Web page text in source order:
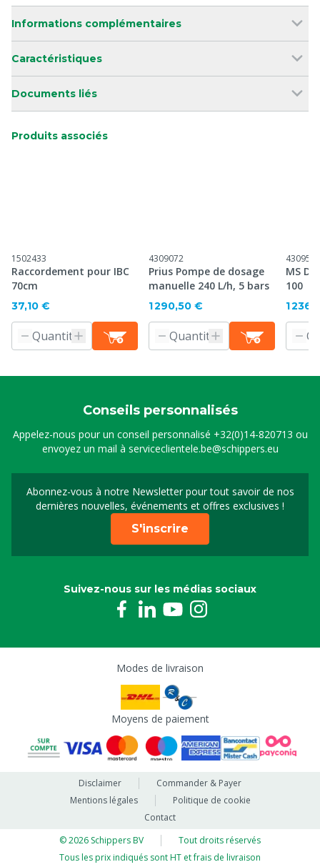
Informations complémentaires
Caractéristiques
Documents liés
Produits associés
1502433
Raccordement pour IBC
70cm
37,10 €
4309072
Prius Pompe de dosage
manuelle 240 L/h, 5 bars
1 290,50 €
4309543
MS
100
1
Conseils personnalisés
Appelez-nous pour un conseil personnalisé +32(0)14-820713 ou
envoyez un mail à serviceclientele.be@schippers.eu
Abonnez-vous à notre Newsletter pour tout savoir de nos
dernières nouvelles, événements et offres exclusives !
Inscrivez-vous à notre
S'inscrire
Suivez-nous sur les médias sociaux
Modes de livraison
Moyens de paiement
Disclaimer
Commander & Payer
Mentions légales
Politique de cookie
Contact
© 2026 Schippers BV
Tout droits réservés
Tous les prix indiqués sont HT et frais de livraison